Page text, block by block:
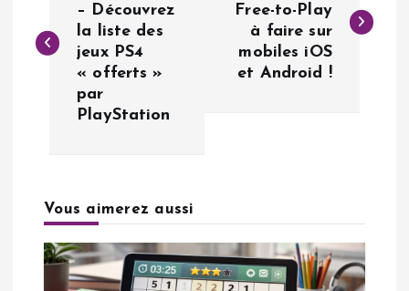
v
t
– Découvrez
la liste des
jeux PS4
« offerts »
par
PlayStation
Free-to-Play
à faire sur
mobiles iOS
et Android !
Vous aimerez aussi